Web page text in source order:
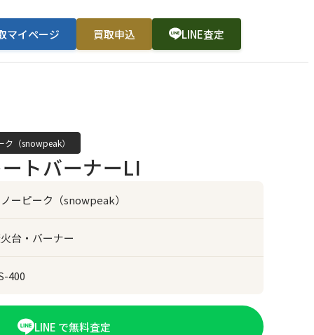
マイページ 買取申込 LINE査定
ク（snowpeak）
トバーナーLI
ーピーク（snowpeak）
台・バーナー
400
LINE で無料査定